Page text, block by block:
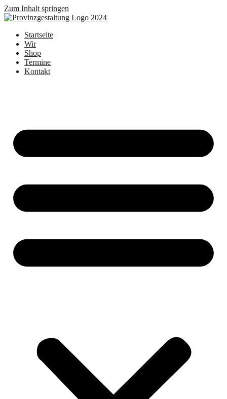
Zum Inhalt springen
Startseite
Wir
Shop
Termine
Kontakt